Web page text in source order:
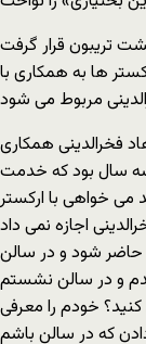
تریبون قرار گرفت
ها به همکاری با
فخرالدینی همکاری
سال بود که خدمت
می خواهی با ارکستر
اجازه نمی داد
حاضر شود و در سالن
و در سالن نشستم
خودم را معرفی